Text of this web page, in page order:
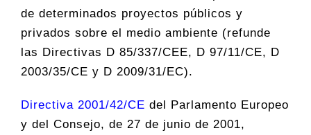
de determinados proyectos públicos y
privados sobre el medio ambiente (refunde
las Directivas D 85/337/CEE, D 97/11/CE, D
2003/35/CE y D 2009/31/EC).
Directiva 2001/42/CE del Parlamento Europeo
y del Consejo, de 27 de junio de 2001,